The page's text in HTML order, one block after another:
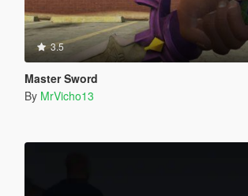
3.5
Master Sword
By MrVicho13